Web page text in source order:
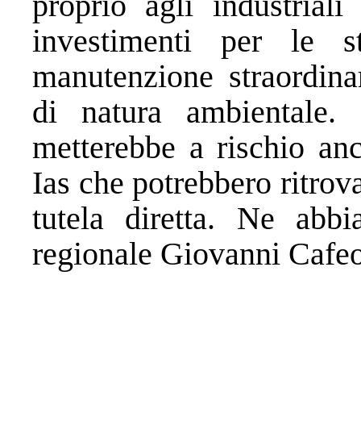
investimenti per le
manutenzione
di natura ambientale.
metterebbe a rischio
Ias che potrebbero
tutela diretta. Ne
regionale Giovanni